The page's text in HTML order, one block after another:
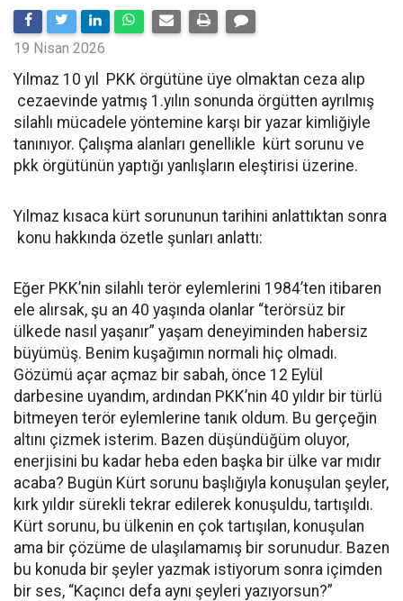
19 Nisan 2026
Yılmaz 10 yıl PKK örgütüne üye olmaktan ceza alıp
cezaevinde yatmış 1.yılın sonunda örgütten ayrılmış
silahlı mücadele yöntemine karşı bir yazar kimliğiyle
tanınıyor. Çalışma alanları genellikle kürt sorunu ve
pkk örgütünün yaptığı yanlışların eleştirisi üzerine.
Yılmaz kısaca kürt sorununun tarihini anlattıktan sonra
konu hakkında özetle şunları anlattı:
Eğer PKK’nin silahlı terör eylemlerini 1984’ten itibaren
ele alırsak, şu an 40 yaşında olanlar “terörsüz bir
ülkede nasıl yaşanır” yaşam deneyiminden habersiz
büyümüş. Benim kuşağımın normali hiç olmadı.
Gözümü açar açmaz bir sabah, önce 12 Eylül
darbesine uyandım, ardından PKK’nin 40 yıldır bir türlü
bitmeyen terör eylemlerine tanık oldum. Bu gerçeğin
altını çizmek isterim. Bazen düşündüğüm oluyor,
enerjisini bu kadar heba eden başka bir ülke var mıdır
acaba? Bugün Kürt sorunu başlığıyla konuşulan şeyler,
kırk yıldır sürekli tekrar edilerek konuşuldu, tartışıldı.
Kürt sorunu, bu ülkenin en çok tartışılan, konuşulan
ama bir çözüme de ulaşılamamış bir sorunudur. Bazen
bu konuda bir şeyler yazmak istiyorum sonra içimden
bir ses, “Kaçıncı defa aynı şeyleri yazıyorsun?”